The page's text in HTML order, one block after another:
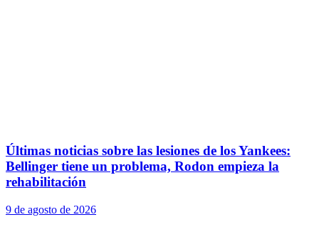
Últimas noticias sobre las lesiones de los Yankees:
Bellinger tiene un problema, Rodon empieza la
rehabilitación
9 de agosto de 2026